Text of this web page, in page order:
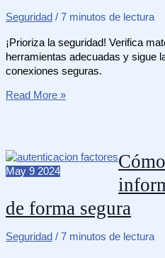
Seguridad / 7 minutos de lectura
¡Prioriza la seguridad! Verifica
herramientas adecuadas y sigue
conexiones seguras.
Cómo
seguras
en
casa
Read More »
May 9 2024
de forma segura
Seguridad / 7 minutos de lectura